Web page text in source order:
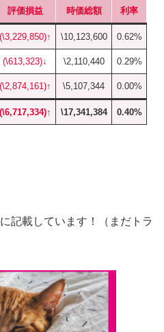
評価損益 時価総額 利率
(\3,229,850)↑ \10,123,600 0.62%
(\613,323)↓ \2,110,440 0.29%
(\2,874,161)↑ \5,107,344 0.00%
(\6,717,334)↑ \17,341,384 0.40%
記載しています！（まだトラ